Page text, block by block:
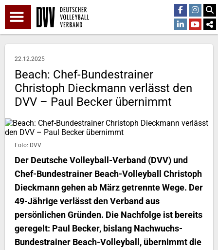
22.12.2025
Beach: Chef-Bundestrainer
Christoph Dieckmann verlässt den
DVV – Paul Becker übernimmt
Foto: DVV
Der Deutsche Volleyball-Verband (DVV) und
Chef-Bundestrainer Beach-Volleyball Christoph
Dieckmann gehen ab März getrennte Wege. Der
49-Jährige verlässt den Verband aus
persönlichen Gründen. Die Nachfolge ist bereits
geregelt: Paul Becker, bislang Nachwuchs-
Bundestrainer Beach-Volleyball, übernimmt die